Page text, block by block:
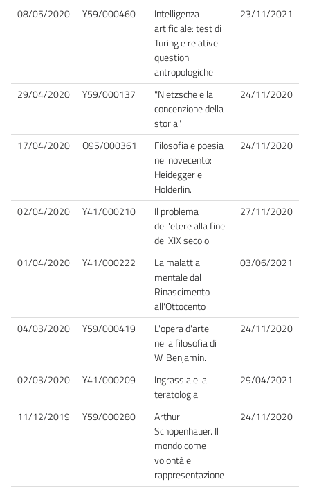
08/05/2020 Y59/000460
Intelligenza
artificiale: test di
Turing e relative
questioni
antropologiche
23/11/2021
29/04/2020 Y59/000137
"Nietzsche e la
concenzione della
storia".
24/11/2020
17/04/2020 O95/000361
Filosofia e poesia
nel novecento:
Heidegger e
Holderlin.
24/11/2020
02/04/2020 Y41/000210
Il problema
dell'etere alla fine
del XIX secolo.
27/11/2020
01/04/2020 Y41/000222
La malattia
mentale dal
Rinascimento
all'Ottocento
03/06/2021
04/03/2020 Y59/000419
L'opera d'arte
nella filosofia di
W. Benjamin.
24/11/2020
02/03/2020 Y41/000209
Ingrassia e la
teratologia.
29/04/2021
11/12/2019 Y59/000280
Arthur
Schopenhauer. Il
mondo come
volontà e
rappresentazione
24/11/2020